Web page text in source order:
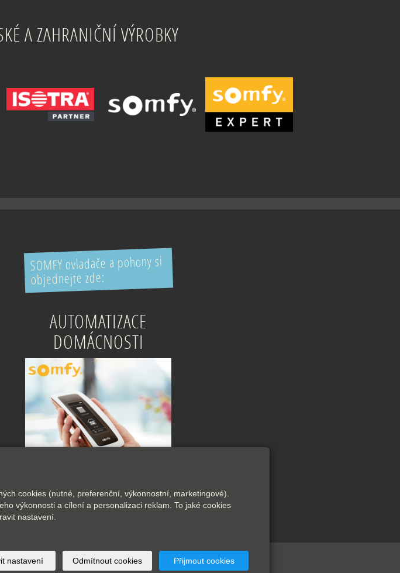
A ZAHRANIČNÍ VÝROBKY
SOMFY ovladače a pohony si
objednejte zde:
AUTOMATIZACE
DOMÁCNOSTI
r. o. Mapa webu
cookies (nutné, preferenční, výkonnostní, marketingové).
výkonnosti a cílení a personalizaci reklam. To jaké cookies
nastavení.
nastavení Odmítnout cookies Přijmout cookies